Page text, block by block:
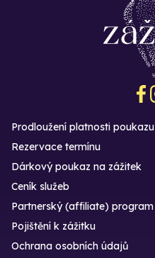
Prodloužení platnosti poukazu
Rezervace termínu
Dárkový poukaz na zážitek
Ceník služeb
Partnerský (affiliate) program
Pojištění k zážitku
Ochrana osobních údajů